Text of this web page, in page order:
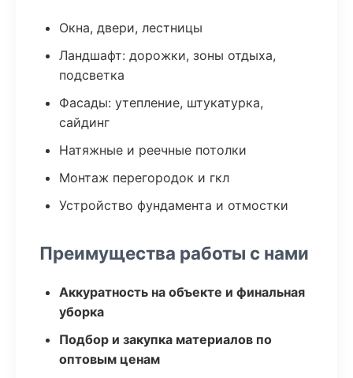
Окна, двери, лестницы
Ландшафт: дорожки, зоны отдыха,
подсветка
Фасады: утепление, штукатурка,
сайдинг
Натяжные и реечные потолки
Монтаж перегородок и гкл
Устройство фундамента и отмостки
Преимущества работы с нами
Аккуратность на объекте и финальная
уборка
Подбор и закупка материалов по
оптовым ценам